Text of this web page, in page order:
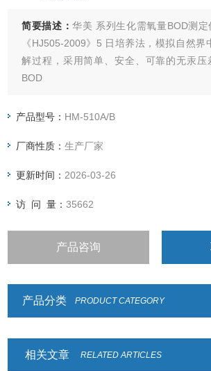
简要描述：华美 系列生化需氧量BOD测
《HJ505-2009》5 日培养法，模拟自然界
解过程，采用简单、安全、可靠的无汞压
BOD
产品型号： HM-510A/B
厂商性质：生产厂家
更新时间： 2026-03-26
访 问 量：35662
产品咨询
产品分类 PRODUCT CATEGORY
相关文章 RELATED ARTICLES